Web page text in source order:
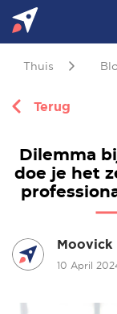
Thuis
Terug
Dilemma
doe je het
Moovick
10 April